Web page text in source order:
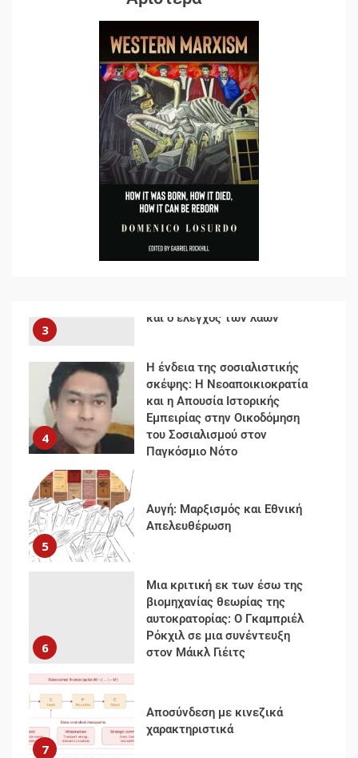
Ενότητα της
αντιιμπεριαλιστικής,
κομμουνιστικής και
ριζοσπαστικής, Αριστεράς και
ανασυγκρότηση του
Κομμουνιστικού Κινήματος
Για την απόφαση του 4ου
Συνεδρίου του Αριστερού
Ρεύματος
3
και ο έλεγχος των λαών
4
Η ένδεια της σοσιαλιστικής
σκέψης: Η Νεοαποικιοκρατία
και η Απουσία Ιστορικής
Εμπειρίας στην Οικοδόμηση
του Σοσιαλισμού στον
Παγκόσμιο Νότο
5
Αυγή: Μαρξισμός και Εθνική
Απελευθέρωση
6
Μια κριτική εκ των έσω της
βιομηχανίας θεωρίας της
αυτοκρατορίας: Ο Γκαμπριέλ
Ρόκχιλ σε μια συνέντευξη
στον Μάικλ Γιέιτς
7
Αποσύνδεση με κινεζικά
χαρακτηριστικά